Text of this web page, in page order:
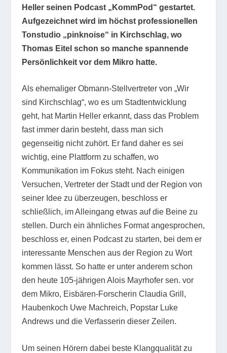
Heller seinen Podcast „KommPod“ gestartet.
Aufgezeichnet wird im höchst professionellen
Tonstudio „pinknoise“ in Kirchschlag, wo
Thomas Eitel schon so manche spannende
Persönlichkeit vor dem Mikro hatte.
Als ehemaliger Obmann-Stellvertreter von „Wir
sind Kirchschlag“, wo es um Stadtentwicklung
geht, hat Martin Heller erkannt, dass das Problem
fast immer darin besteht, dass man sich
gegenseitig nicht zuhört. Er fand daher es sei
wichtig, eine Plattform zu schaffen, wo
Kommunikation im Fokus steht. Nach einigen
Versuchen, Vertreter der Stadt und der Region von
seiner Idee zu überzeugen, beschloss er
schließlich, im Alleingang etwas auf die Beine zu
stellen. Durch ein ähnliches Format angesprochen,
beschloss er, einen Podcast zu starten, bei dem er
interessante Menschen aus der Region zu Wort
kommen lässt. So hatte er unter anderem schon
den heute 105-jährigen Alois Mayrhofer sen. vor
dem Mikro, Eisbären-Forscherin Claudia Grill,
Haubenkoch Uwe Machreich, Popstar Luke
Andrews und die Verfasserin dieser Zeilen.
Um seinen Hörern dabei beste Klangqualität zu